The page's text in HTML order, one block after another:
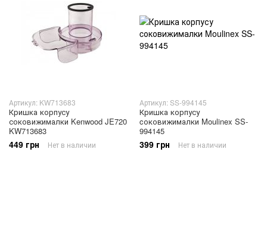
Артикул: KW713683
Кришка корпусу
соковижималки Kenwood JE720
KW713683
449 грн Нет в наличии
Артикул: SS-994145
Кришка корпусу
cоковижималки Moulinex SS-
994145
399 грн Нет в наличии